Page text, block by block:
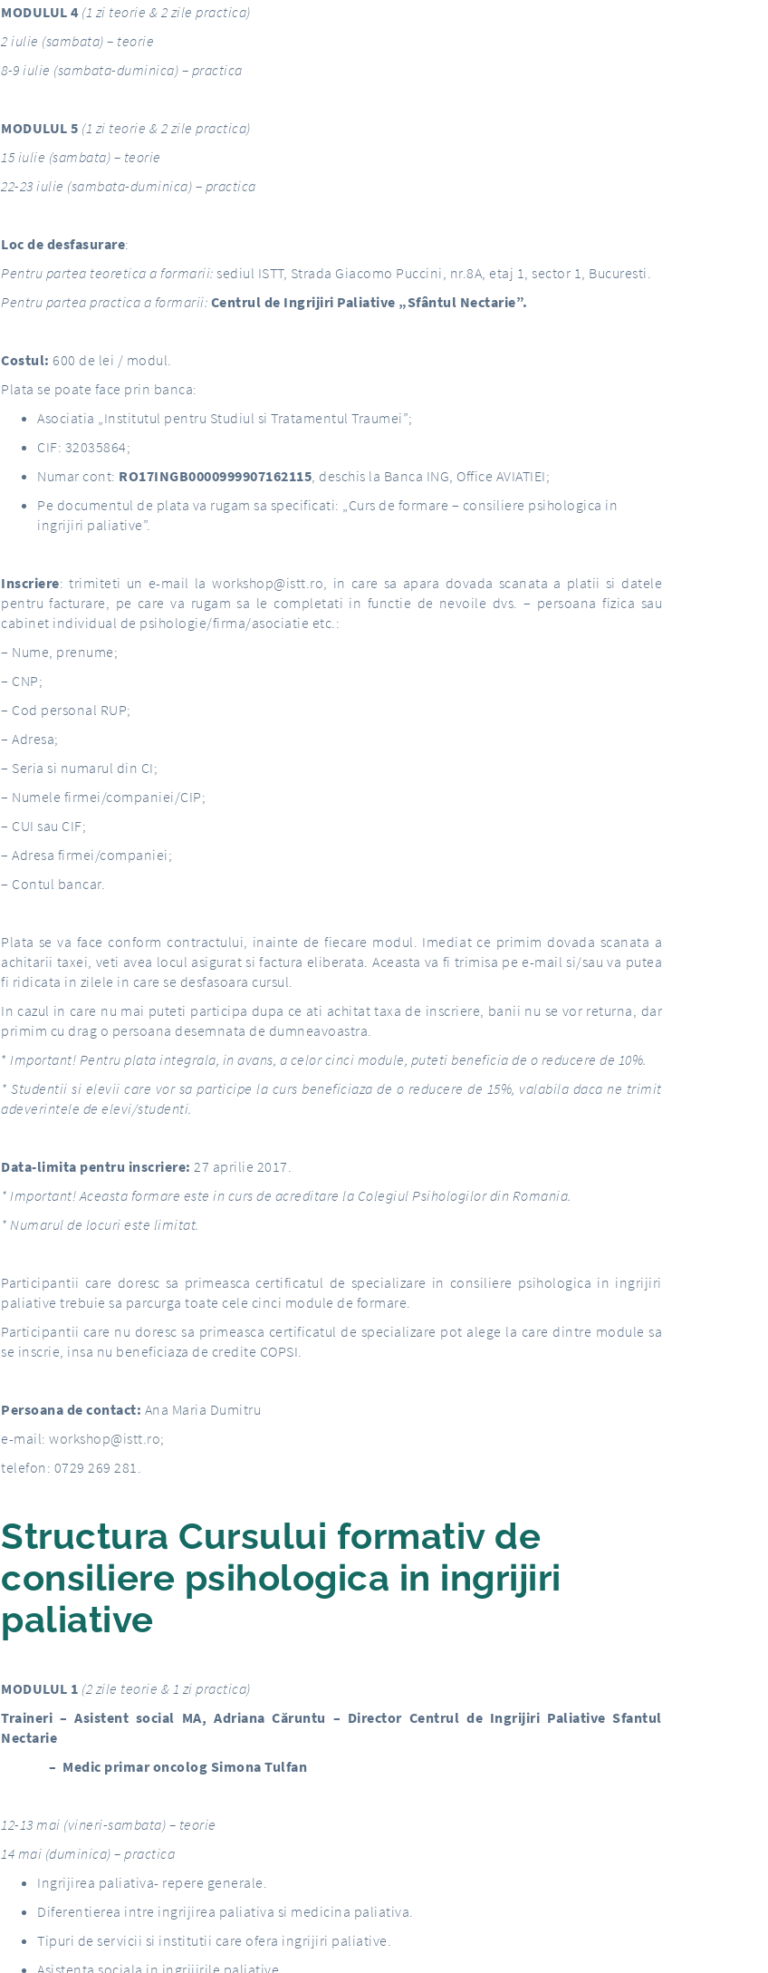
MODULUL 4 (1 zi teorie & 2 zile practica)
2 iulie (sambata) – teorie
8-9 iulie (sambata-duminica) – practica
MODULUL 5 (1 zi teorie & 2 zile practica)
15 iulie (sambata) – teorie
22-23 iulie (sambata-duminica) – practica
Loc de desfasurare:
Pentru partea teoretica a formarii: sediul ISTT, Strada Giacomo Puccini, nr.8A, etaj 1, sector 1, Bucuresti.
Pentru partea practica a formarii: Centrul de Ingrijiri Paliative „Sfântul Nectarie”.
Costul: 600 de lei / modul.
Plata se poate face prin banca:
Asociatia „Institutul pentru Studiul si Tratamentul Traumei”;
CIF: 32035864;
Numar cont: RO17INGB0000999907162115, deschis la Banca ING, Office AVIATIEI;
Pe documentul de plata va rugam sa specificati: „Curs de formare – consiliere psihologica in
ingrijiri paliative”.
Inscriere: trimiteti un e-mail la workshop@istt.ro, in care sa apara dovada scanata a platii si datele
pentru facturare, pe care va rugam sa le completati in functie de nevoile dvs. – persoana fizica sau
cabinet individual de psihologie/firma/asociatie etc.:
– Nume, prenume;
– CNP;
– Cod personal RUP;
– Adresa;
– Seria si numarul din CI;
– Numele firmei/companiei/CIP;
– CUI sau CIF;
– Adresa firmei/companiei;
– Contul bancar.
Plata se va face conform contractului, inainte de fiecare modul. Imediat ce primim dovada scanata a
achitarii taxei, veti avea locul asigurat si factura eliberata. Aceasta va fi trimisa pe e-mail si/sau va putea
fi ridicata in zilele in care se desfasoara cursul.
In cazul in care nu mai puteti participa dupa ce ati achitat taxa de inscriere, banii nu se vor returna, dar
primim cu drag o persoana desemnata de dumneavoastra.
* Important! Pentru plata integrala, in avans, a celor cinci module, puteti beneficia de o reducere de 10%.
* Studentii si elevii care vor sa participe la curs beneficiaza de o reducere de 15%, valabila daca ne trimit
adeverintele de elevi/studenti.
Data-limita pentru inscriere: 27 aprilie 2017.
* Important! Aceasta formare este in curs de acreditare la Colegiul Psihologilor din Romania.
* Numarul de locuri este limitat.
Participantii care doresc sa primeasca certificatul de specializare in consiliere psihologica in ingrijiri
paliative trebuie sa parcurga toate cele cinci module de formare.
Participantii care nu doresc sa primeasca certificatul de specializare pot alege la care dintre module sa
se inscrie, insa nu beneficiaza de credite COPSI.
Persoana de contact: Ana Maria Dumitru
e-mail: workshop@istt.ro;
telefon: 0729 269 281.
Structura Cursului formativ de
consiliere psihologica in ingrijiri
paliative
MODULUL 1 (2 zile teorie & 1 zi practica)
Traineri – Asistent social MA, Adriana Căruntu – Director Centrul de Ingrijiri Paliative Sfantul
Nectarie
– Medic primar oncolog Simona Tulfan
12-13 mai (vineri-sambata) – teorie
14 mai (duminica) – practica
Ingrijirea paliativa- repere generale.
Diferentierea intre ingrijirea paliativa si medicina paliativa.
Tipuri de servicii si institutii care ofera ingrijiri paliative.
Asistenta sociala in ingrijirile paliative.